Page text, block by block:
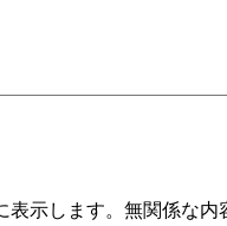
表示します。無関係な内